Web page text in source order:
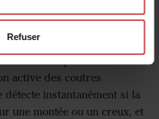
Refuser
de semis
le Spirit 400-900S est
active des coutres
détecte instantanément si la
une montée ou un creux, et